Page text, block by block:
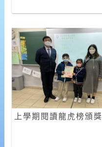
上學期閱讀龍虎榜頒獎